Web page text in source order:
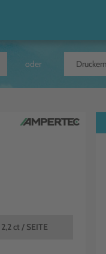
oder
2,2 ct / SEITE